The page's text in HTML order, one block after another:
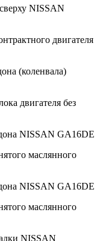
двигателя
двигателя без
маслянного
маслянного